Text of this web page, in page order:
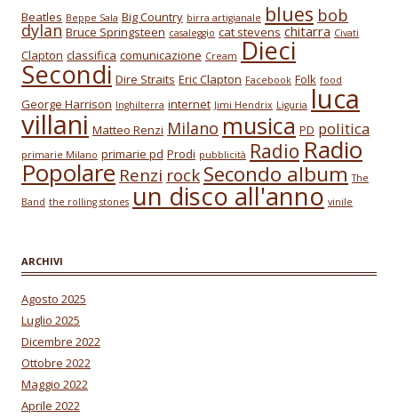
Beatles Beppe Sala Big Country birra artigianale blues bob
dylan Bruce Springsteen casaleggio cat stevens chitarra Civati
Clapton classifica comunicazione Cream Dieci
Secondi Dire Straits Eric Clapton Facebook Folk food
George Harrison Inghilterra internet Jimi Hendrix Liguria luca
villani Matteo Renzi Milano musica PD politica
primarie Milano primarie pd Prodi pubblicità Radio Radio
Popolare Renzi rockSecondo album The
Band the rolling stones un disco all'anno vinile
ARCHIVI
Agosto 2025
Luglio 2025
Dicembre 2022
Ottobre 2022
Maggio 2022
Aprile 2022